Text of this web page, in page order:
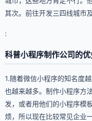
其次。前往开发三四线城市
:
科普小程序制作公司的
1.随着微信小程序的知名度
也越来越多。制作小程序方
发，或者用他们的小程序模
烦，所以现在比较常见企业